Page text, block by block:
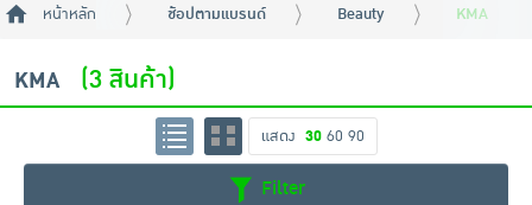
หน้าหลัก ช้อปตามแบรนด์ Beauty KMA
KMA (3 สินค้า)
แสดง 30 60 90
Filter